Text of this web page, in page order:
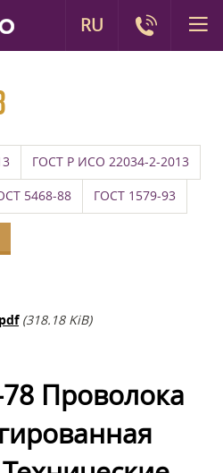
ГОСТ Р ИСО 22034-2-2013
5468-88 ГОСТ 1579-93
(318.18 KiB)
Проволока
RU